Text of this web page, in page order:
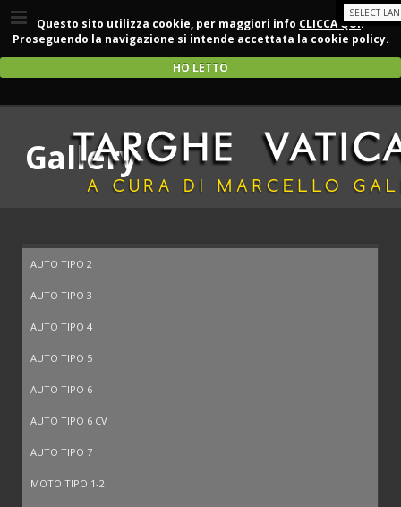
Questo sito utilizza cookie, per maggiori info CLICCA QUI.
Proseguendo la navigazione si intende accettata la cookie policy.
HO LETTO
Gallery
AUTO TIPO 2
AUTO TIPO 3
AUTO TIPO 4
AUTO TIPO 5
AUTO TIPO 6
AUTO TIPO 6 CV
AUTO TIPO 7
MOTO TIPO 1-2